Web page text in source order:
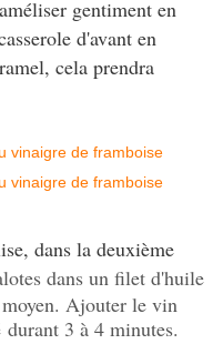
gentiment en
d'avant en
cela prendra
dans la deuxième
dans un filet d'huile
Ajouter le vin
3 à 4 minutes.